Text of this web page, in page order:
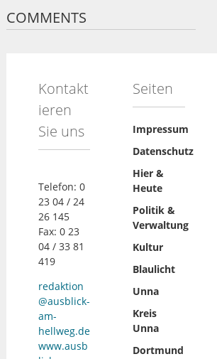
COMMENTS
Kontakt
ieren
Sie uns
Telefon: 0
23 04 / 24
26 145
Fax: 0 23
04 / 33 81
419
redaktion
@ausblick-
am-
hellweg.de
www.ausb
Seiten
Impressum
Datenschutz
Hier &
Heute
Politik &
Verwaltung
Kultur
Blaulicht
Unna
Kreis
Unna
Dortmund